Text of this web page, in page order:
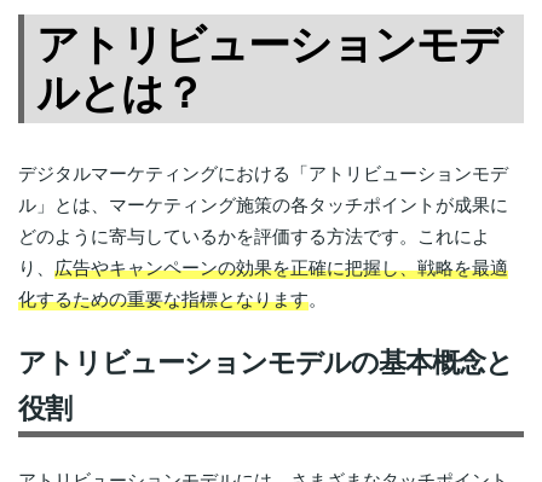
アトリビューションモデ
ルとは？
デジタルマーケティングにおける「アトリビューションモデ
ル」とは、マーケティング施策の各タッチポイントが成果に
どのように寄与しているかを評価する方法です。これによ
り、 広告やキャンペーンの効果を正確に把握し、戦略を最適
化するための重要な指標となります。
アトリビューションモデルの基本概念と
役割